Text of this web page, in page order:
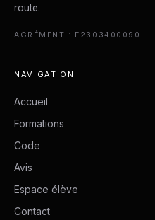
route.
AGRÉMENT : E2303400090
NAVIGATION
Accueil
Formations
Code
Avis
Espace élève
Contact